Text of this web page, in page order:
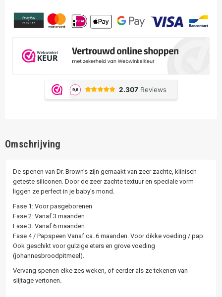
Omschrijving
De spenen van Dr. Brown’s zijn gemaakt van zeer zachte, klinisch
geteste siliconen. Door de zeer zachte textuur en speciale vorm
liggen ze perfect in je baby’s mond.
Fase 1: Voor pasgeborenen
Fase 2: Vanaf 3 maanden
Fase 3: Vanaf 6 maanden
Fase 4 / Papspeen Vanaf ca. 6 maanden. Voor dikke voeding / pap.
Ook geschikt voor gulzige eters en grove voeding
(johannesbroodpitmeel).
Vervang spenen elke zes weken, of eerder als ze tekenen van
slijtage vertonen.